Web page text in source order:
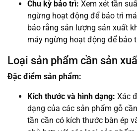
Chu kỳ bảo trì: Xem xét tần
ngừng hoạt động để bảo trì
bảo rằng sản lượng sản xuất
máy ngừng hoạt động để bảo
Loại sản phẩm cần sản
Đặc điểm sản phẩm:
Kích thước và hình dạng: Xác
dạng của các sản phẩm gỗ
tần cần có kích thước bàn ép